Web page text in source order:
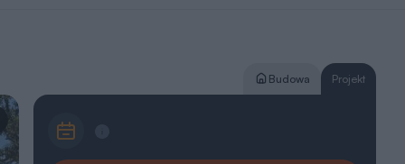
Budowa Projekt